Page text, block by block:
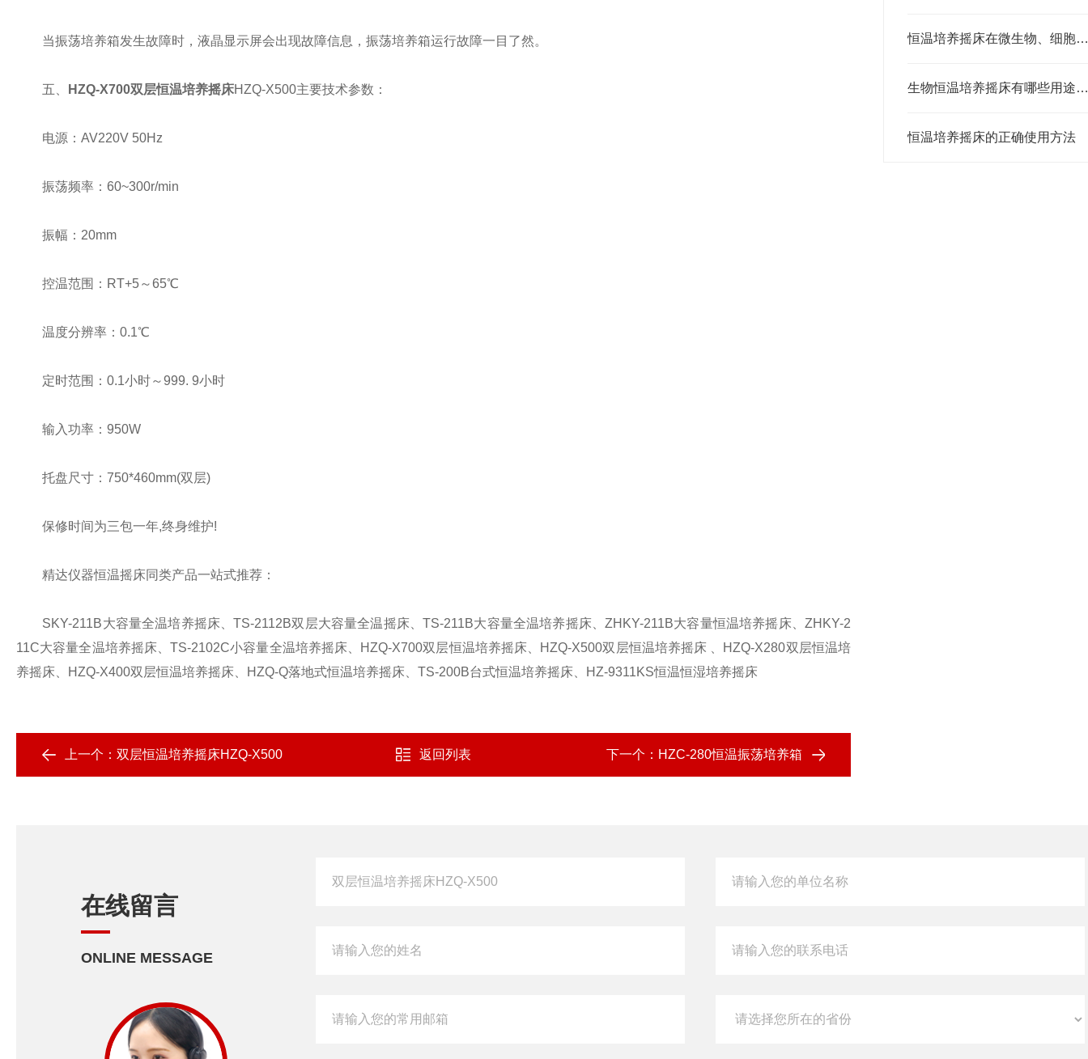
恒温培养摇床在微生物、细胞培养中的重要作用
生物恒温培养摇床有哪些用途和特点
恒温培养摇床的正确使用方法
当振荡培养箱发生故障时，液晶显示屏会出现故障信息，振荡培养箱运行故障一目了然。
五、 HZQ-X700双层恒温培养摇床HZQ-X500主要技术参数：
电源：AV220V 50Hz
振荡频率：60~300r/min
振幅：20mm
控温范围：RT+5～65℃
温度分辨率：0.1℃
定时范围：0.1小时～999. 9小时
输入功率：950W
托盘尺寸：750*460mm(双层)
保修时间为三包一年,终身维护!
精达仪器恒温摇床同类产品一站式推荐：
SKY-211B大容量全温培养摇床、TS-2112B双层大容量全温摇床、TS-211B大容量全温培养摇床、ZHKY-211B大容量恒温培养摇床、ZHKY-2
11C大容量全温培养摇床、TS-2102C小容量全温培养摇床、HZQ-X700双层恒温培养摇床、HZQ-X500双层恒温培养摇床 、HZQ-X280双层恒温培
养摇床、HZQ-X400双层恒温培养摇床、HZQ-Q落地式恒温培养摇床、TS-200B台式恒温培养摇床、HZ-9311KS恒温恒湿培养摇床
上一个： 双层恒温培养摇床HZQ-X500 返回列表 下一个： HZC-280恒温振荡培养箱
在线留言
ONLINE MESSAGE